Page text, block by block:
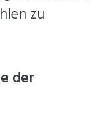
zu
der